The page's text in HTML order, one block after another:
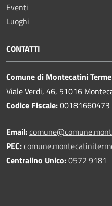
Eventi
Luoghi
CONTATTI
Comune di Montecatini Terme
Viale Verdi, 46, 51016
Codice Fiscale:00181660473
Email:
PEC:
Centralino Unico:0572 9181